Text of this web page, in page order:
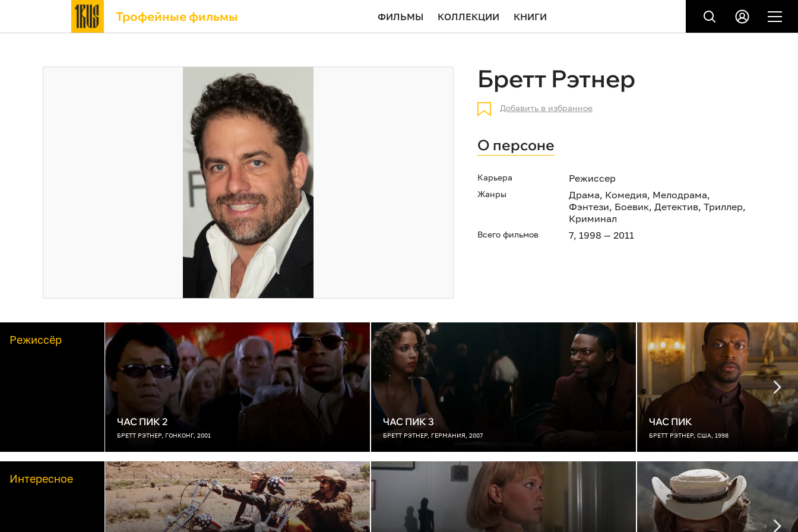
Трофейные фильмы ФИЛЬМЫ КОЛЛЕКЦИИ КНИГИ
Бретт Рэтнер
Добавить в избранное
О персоне
Карьера Режиссер
Жанры Драма, Комедия, Мелодрама,
Фэнтези, Боевик, Детектив, Триллер,
Криминал
Всего фильмов 7, 1998 — 2011
Режиссёр
ЧАС ПИК 2
БРЕТТ РЭТНЕР, ГОНКОНГ, 2001
ЧАС ПИК 3
БРЕТТ РЭТНЕР, ГЕРМАНИЯ, 2007
ЧАС ПИК
БРЕТТ РЭТНЕР, США, 1998
Интересное